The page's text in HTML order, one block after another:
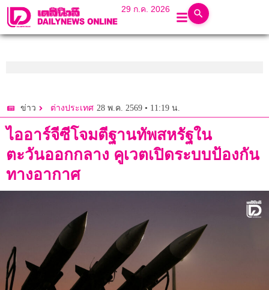
29 ก.ค. 2026
ข่าว ต่างประเทศ 28 พ.ค. 2569 • 11:19 น.
ไออาร์จีซีโจมตีฐานทัพสหรัฐใน
ตะวันออกกลาง คูเวตเปิดระบบป้องกัน
ทางอากาศ